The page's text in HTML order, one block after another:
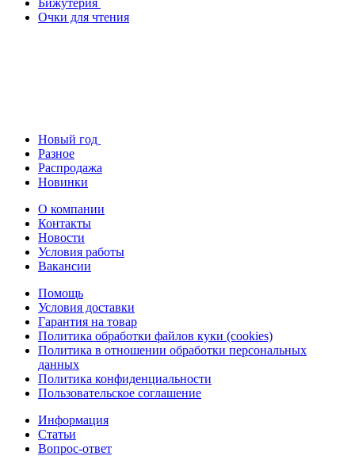
Очки для чтения
Новый год
Разное
Распродажа
Новинки
О компании
Контакты
Новости
Условия работы
Вакансии
Помощь
Условия доставки
Гарантия на товар
Политика обработки файлов куки (cookies)
Политика в отношении обработки персональных
данных
Политика конфиденциальности
Пользовательское соглашение
Информация
Статьи
Вопрос-ответ